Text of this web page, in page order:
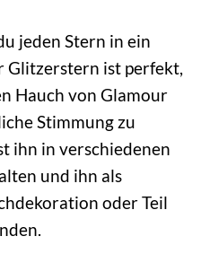
jeden Stern in ein
Glitzerstern ist perfekt,
Hauch von Glamour
Stimmung zu
ihn in verschiedenen
und ihn als
oder Teil